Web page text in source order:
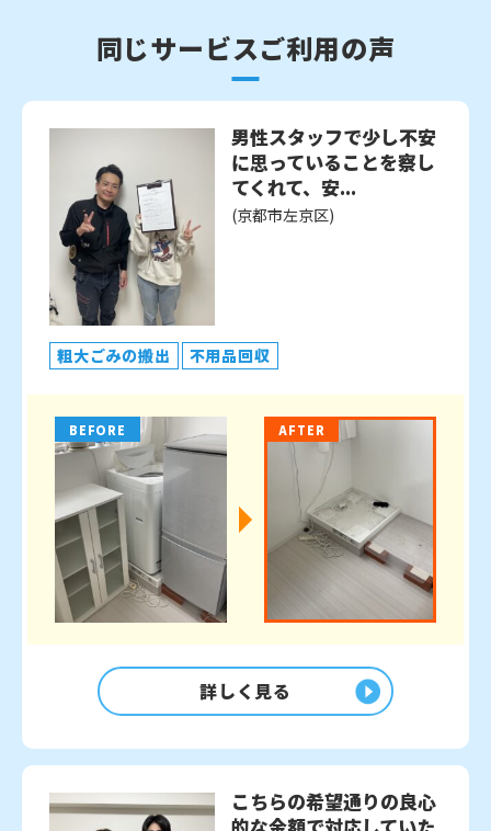
同じサービスご利用の声
男性スタッフで少し不安
に思っていることを察し
てくれて、安...
(京都市左京区)
粗大ごみの搬出 不用品回収
BEFORE AFTER
詳しく見る
こちらの希望通りの良心